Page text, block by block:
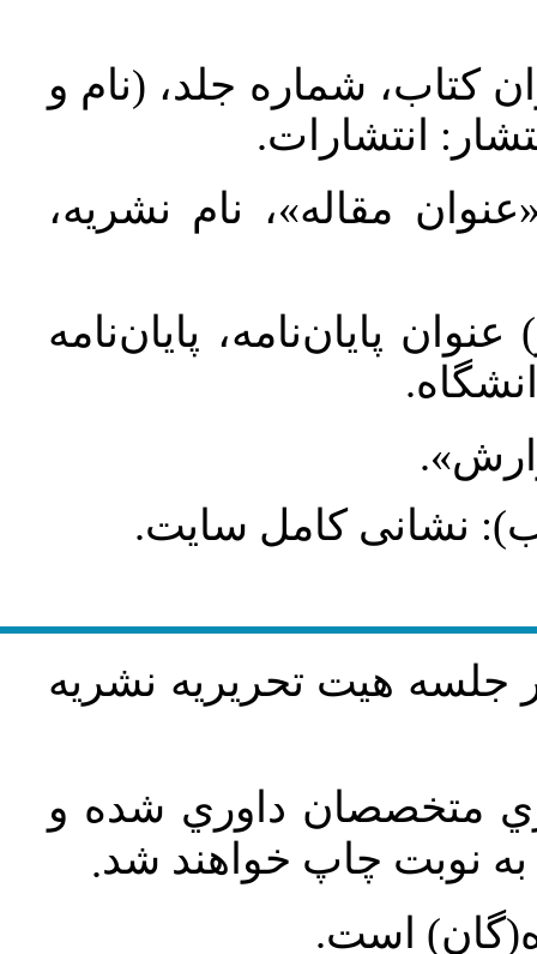
کتاب، شماره جلد، (نام و
انتشارات.
مقاله»، نام نشریه،
پایان‌نامه، پایان‌نامه
نشانی کامل سایت.
جلسه هيت تحريريه نشريه
متخصصان داوري شده و
نوبت چاپ خواهند شد.
است.